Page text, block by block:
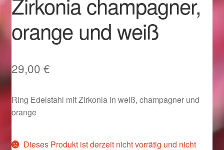
Im Gedenken an
Impressum
Karneval 2015 – Schmuck zu Fasching & Co.
Karneval 2019 – Schmuck zu Fasching & Co.
Karneval 2020 – Schmuck zu Fasching & Co.
Kasse
orange und weiß
29,00 €
Ring Edelstahl mit Zirkonia in weiß, champagner und
orange
Dieses Produkt ist derzeit nicht vorrätig und nicht